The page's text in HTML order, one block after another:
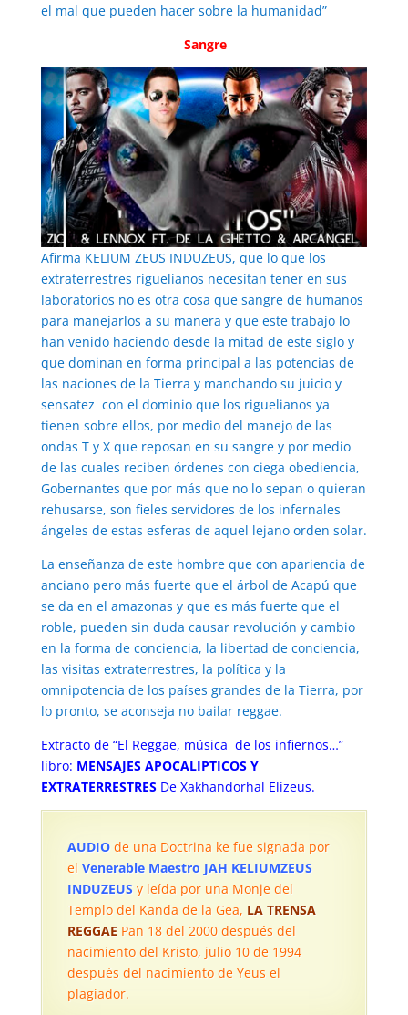
el mal que pueden hacer sobre la humanidad”
Sangre
Afirma KELIUM ZEUS INDUZEUS, que lo que los
extraterrestres riguelianos necesitan tener en sus
laboratorios no es otra cosa que sangre de humanos
para manejarlos a su manera y que este trabajo lo
han venido haciendo desde la mitad de este siglo y
que dominan en forma principal a las potencias de
las naciones de la Tierra y manchando su juicio y
sensatez con el dominio que los riguelianos ya
tienen sobre ellos, por medio del manejo de las
ondas T y X que reposan en su sangre y por medio
de las cuales reciben órdenes con ciega obediencia,
Gobernantes que por más que no lo sepan o quieran
rehusarse, son fieles servidores de los infernales
ángeles de estas esferas de aquel lejano orden solar.
La enseñanza de este hombre que con apariencia de
anciano pero más fuerte que el árbol de Acapú que
se da en el amazonas y que es más fuerte que el
roble, pueden sin duda causar revolución y cambio
en la forma de conciencia, la libertad de conciencia,
las visitas extraterrestres, la política y la
omnipotencia de los países grandes de la Tierra, por
lo pronto, se aconseja no bailar reggae.
Extracto de “El Reggae, música de los infiernos…”
libro: MENSAJES APOCALIPTICOS Y
EXTRATERRESTRESDe Xakhandorhal Elizeus.
AUDIOde una Doctrina ke fue signada por
el Venerable Maestro JAH KELIUMZEUS
INDUZEUSy leída por una Monje del
Templo del Kanda de la Gea, LA TRENSA
REGGAEPan 18 del 2000 después del
nacimiento del Kristo, julio 10 de 1994
después del nacimiento de Yeus el
plagiador.